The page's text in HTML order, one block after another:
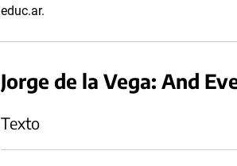
educ.ar.
Jorge de la Vega: And
Texto